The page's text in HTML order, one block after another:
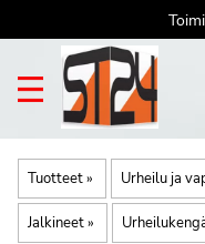
Tuotteet‪» Urheilu ja
Jalkineet‪»